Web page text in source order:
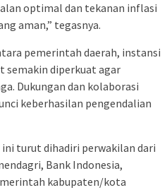
optimal dan tekanan inflasi
aman,” tegasnya.
pemerintah daerah, instansi
diperkuat agar
Dukungan dan kolaborasi
keberhasilan pengendalian
ini turut dihadiri perwakilan dari
Bank Indonesia,
kabupaten/kota